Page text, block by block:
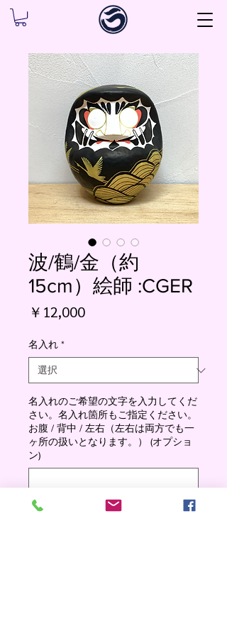
波/鶴/金（約
15cm）絵師 :CGER
￥12,000価
名入れ *
名入れのご希望の文字を入力してくだ
さい。名入れ箇所もご指定ください。
お腹 / 背中 / 左右（左右は両方でも一
ヶ所の扱いとなります。） (オプショ
ン)
0/500